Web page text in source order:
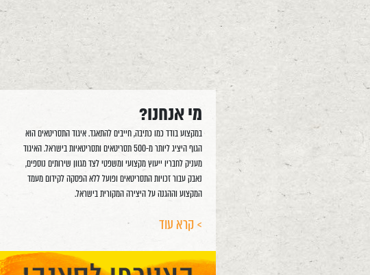
מי אנחנו?
במקצוע בודד כמו כתיבה, חייבים להתאגד. איגוד התסריטאים הוא
הגוף היציג ליותר מ-500 תסריטאים ותסריטאיות בישראל. האיגוד
מעניק לחבריו ייעוץ מקצועי ומשפטי לצד מגוון שירותים נוספים,
נאבק עבור זכויות התסריטאים ופועל ללא הפסקה לקידום מעמד
המקצוע וההגנה על היצירה המקורית בישראל.
> קרא עוד